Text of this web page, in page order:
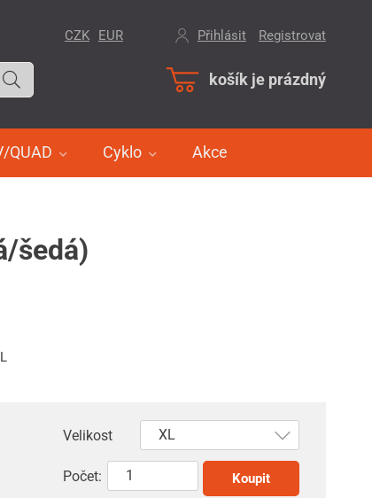
košík je prázdný
QUAD Cyklo Akce
CZK EUR Přihlásit Registrovat
šedá)
Velikost
Počet: Koupit